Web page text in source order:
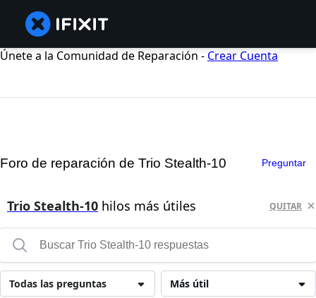
Únete a la Comunidad de Reparación - Crear Cuenta
Foro de reparación de Trio Stealth-10 Preguntar
Trio Stealth-10 hilos más útiles QUITAR
Más útil
Todas las preguntas